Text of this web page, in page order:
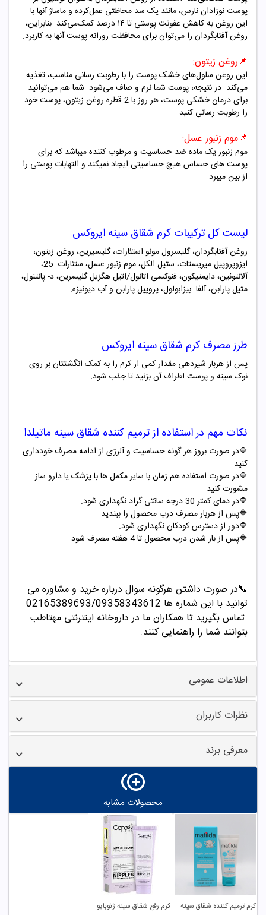
پوست نوزادان نارس، مانند یک سد محاظتی عمل‌کرده و ماساژ آنها با
این روغن به کاهش عفونت پوستی تا ۱۴ درصد کمک‌می‌کند. بنابراین،
روغن آفتابگردان را می‌توان برای محافظت روزانه پوست آنها به ‌کاربرد.
📌روغن زیتون:
این روغن سلول‌های خشک پوست را با رطوبت رسانی مناسب، تغذیه
می‌کند. در نتیجه، پوست شما نرم و صاف می‌شود. شما هم می‌توانید
برای درمان خشکی پوست، هر روز با 2 قطره روغن زیتون، پوست خود
را رطوبت رسانی کنید.
📌موم زنبور عسل:
موم زنبور یک ماده ضد حساسیت و مرطوب کننده میباشد که برای
پوست های حساس هیچ حساسیتی ایجاد نمیکند و التهابات پوستی را
از بین میبرد.
لیست کل ترکیبات کرم شقاق سینه ایروکس
روغن آفتابگردان، گلیسرول مونو استئارات، گلیسیرین، روغن زیتون،
ایزوپروپیل میریستات، ستیل الکل، موم زنبور عسل، ستئارات- 25،
آلانتوئین، دایمتیکون، فنوکسی اتانول/اتیل هگزیل گلیسرین، د- پانتنول،
متیل پارابن، آلفا- بیزابولول، پروپیل پارابن و آب دیونیزه.
طرز مصرف کرم شقاق سینه ایروکس
پس از هربار شیردهی مقدار کمی از کرم را به کمک انگشتتان بر روی
نوک سینه و پوست اطراف آن بزنید تا جذب شود.
نکات مهم در استفاده از ترمیم کننده شقاق سینه ماتیلدا
🔷در صورت بروز هر گونه حساسیت و آلرژی از ادامه مصرف خودداری
کنید.
🔷در صورت استفاده هم زمان با سایر مکمل ها با پزشک یا دارو ساز
مشورت کنید.
🔷در دمای کمتر 30 درجه سانتی گراد نگهداری شود.
🔷پس از هربار مصرف درب محصول را ببندید.
🔷دور از دسترس کودکان نگهداری شود.
🔷پس از باز شدن درب محصول تا 4 هفته مصرف شود.
📞در صورت داشتن هرگونه سوال درباره خرید و مشاوره می
توانید با این شماره ها 02165389693/09358343612
تماس بگیرید تا همکاران ما در داروخانه اینترنتی مهتاطب
بتوانند شما را راهنمایی کنند.
اطلاعات عمومی
نظرات کاربران
معرفی برند
محصولات مشابه
کرم ترمیم کننده شقاق سینه ماتیلدا کرم رفع شقاق سینه ژنوبایوتیک